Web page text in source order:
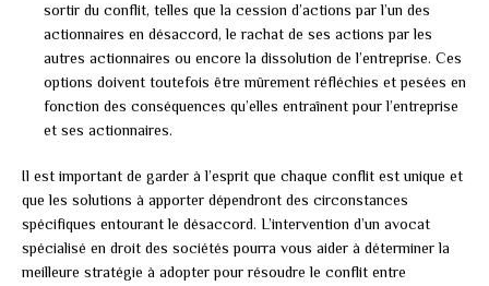
sortir du conflit, telles que la cession d’actions par l’un des
actionnaires en désaccord, le rachat de ses actions par les
autres actionnaires ou encore la dissolution de l’entreprise. Ces
options doivent toutefois être mûrement réfléchies et pesées en
fonction des conséquences qu’elles entraînent pour l’entreprise
et ses actionnaires.
Il est important de garder à l’esprit que chaque conflit est unique et
que les solutions à apporter dépendront des circonstances
spécifiques entourant le désaccord. L’intervention d’un avocat
spécialisé en droit des sociétés pourra vous aider à déterminer la
meilleure stratégie à adopter pour résoudre le conflit entre